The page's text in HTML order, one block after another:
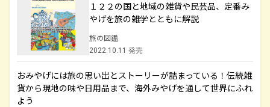
１２２の国と地域の雑貨や民芸品、定番み
やげを旅の雑学とともに解説
旅の図鑑
2022.10.11 発売
おみやげには旅の思い出とストーリーが詰まっている！伝統雑
貨から現地の味や日用品まで、海外みやげを通して世界にふれ
よう